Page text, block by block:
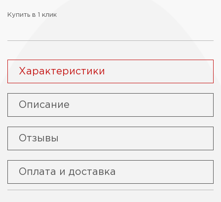
Купить в 1 клик
Характеристики
Описание
Отзывы
Оплата и доставка